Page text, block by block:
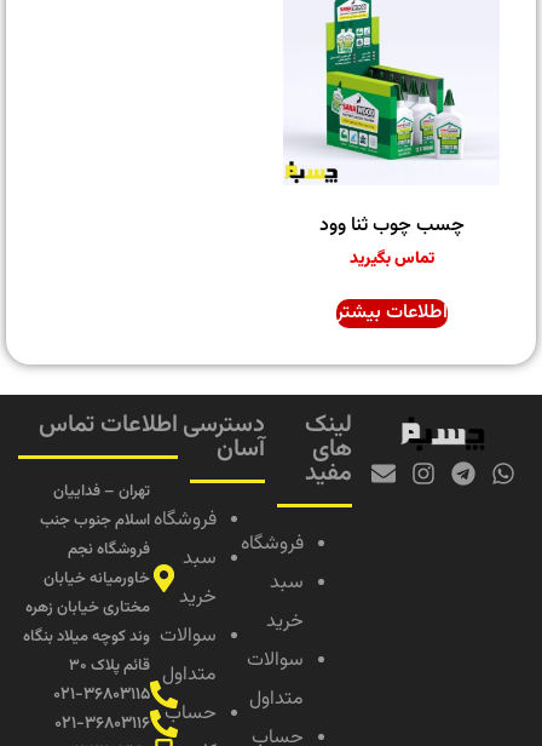
چسب چوب ثنا وود
تماس بگیرید
اطلاعات بیشتر
لینک
های
مفید
فروشگاه
سبد
خرید
سوالات
متداول
حساب
دسترسی
آسان
فروشگاه
سبد
خرید
سوالات
متداول
حساب
اطلاعات تماس
تهران – فداییان
اسلام جنوب جنب
فروشگاه نجم
خاورمیانه خیابان
مختاری خیابان زهره
وند کوچه میلاد بنگاه
قائم پلاک ۳۰
۰۲۱-۳۶۸۰۳۱۱۵
۰۲۱-۳۶۸۰۳۱۱۶